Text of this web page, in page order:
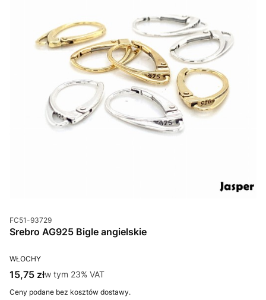
Kod produktu
FC51-93729
Srebro AG925 Bigle angielskie
PRODUCENT
WŁOCHY
Cena brutto
15,75 złw tym %s VAT
w tym 23% VAT
Ceny podane bez kosztów dostawy.